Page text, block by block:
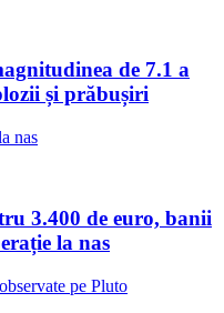
de 7.1 a
și prăbușiri
3.400 de euro, banii
la nas